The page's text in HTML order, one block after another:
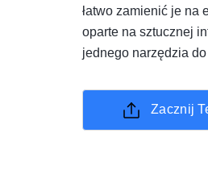
łatwo zamienić je na
oparte na sztucznej
jednego narzędzia do
Zacznij